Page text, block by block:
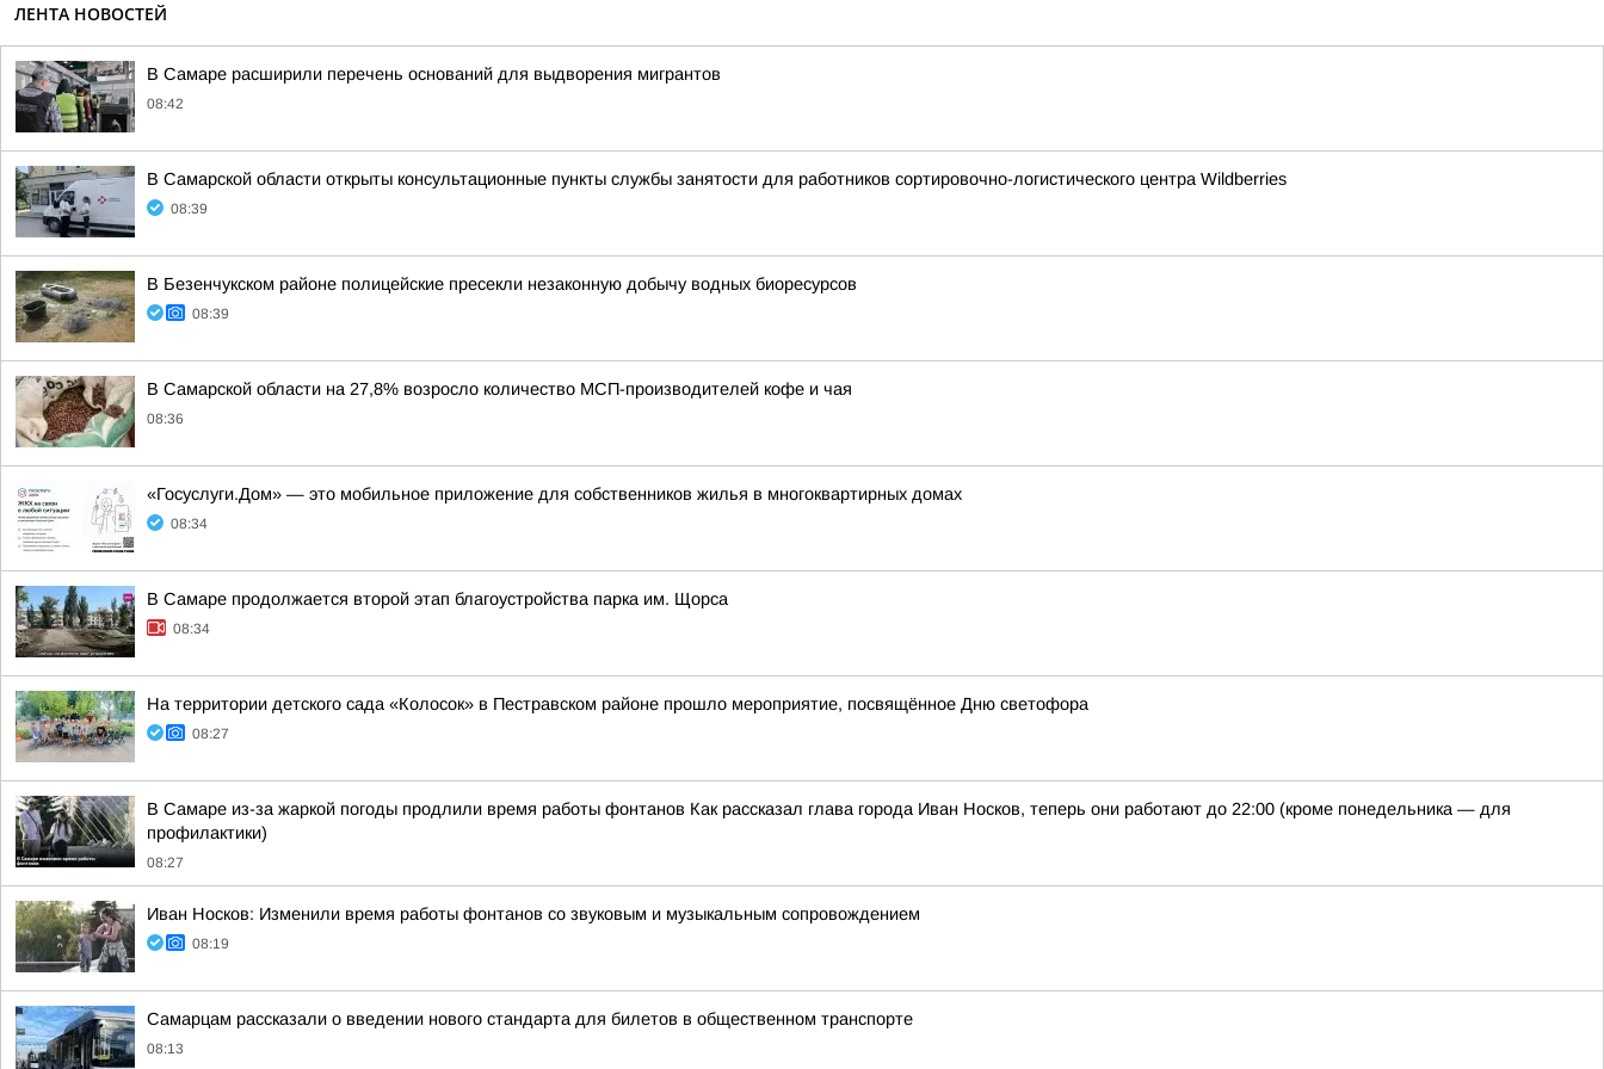
ЛЕНТА НОВОСТЕЙ
В Самаре расширили перечень оснований для выдворения мигрантов
08:42
В Самарской области открыты консультационные пункты службы занятости для работников сортировочно-логистического центра Wildberries
08:39
В Безенчукском районе полицейские пресекли незаконную добычу водных биоресурсов
08:39
В Самарской области на 27,8% возросло количество МСП-производителей кофе и чая
08:36
«Госуслуги.Дом» — это мобильное приложение для собственников жилья в многоквартирных домах
08:34
В Самаре продолжается второй этап благоустройства парка им. Щорса
08:34
На территории детского сада «Колосок» в Пестравском районе прошло мероприятие, посвящённое Дню светофора
08:27
В Самаре из-за жаркой погоды продлили время работы фонтанов Как рассказал глава города Иван Носков, теперь они работают до 22:00 (кроме понедельника — для
профилактики)
08:27
Иван Носков: Изменили время работы фонтанов со звуковым и музыкальным сопровождением
08:19
Самарцам рассказали о введении нового стандарта для билетов в общественном транспорте
08:13